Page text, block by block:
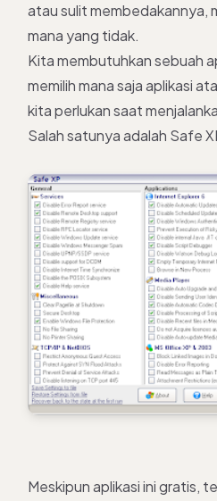
atau sulit membedakannya,
mana yang tidak.
Kita membutuhkan sebuah
memilih mana saja aplikasi
kita perlukan saat
Salah satunya adalah Safe
Meskipun aplikasi ini gratis,